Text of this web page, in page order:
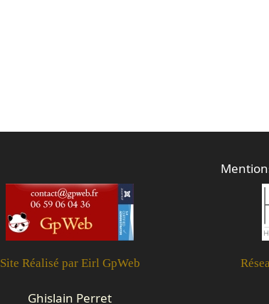
Site Réalisé par Eirl GpWeb
Ghislain Perret